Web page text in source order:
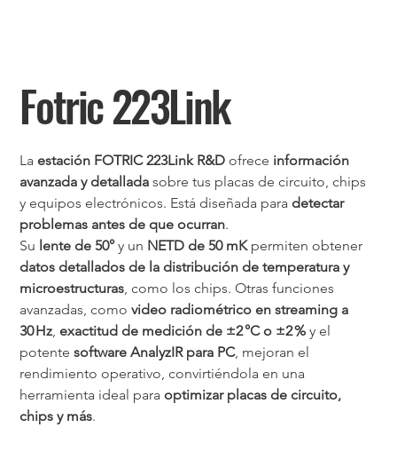
Fotric 223Link
La estación FOTRIC 223Link R&D ofrece información
avanzada y detallada sobre tus placas de circuito, chips
y equipos electrónicos. Está diseñada para detectar
problemas antes de que ocurran.
Su lente de 50° y un NETD de 50 mK permiten obtener
datos detallados de la distribución de temperatura y
microestructuras , como los chips. Otras funciones
avanzadas, como video radiométrico en streaming a
30 Hz exactitud de medición de ±2 °C o ±2 % y el
potente software AnalyzIR para PC, mejoran el
rendimiento operativo, convirtiéndola en una
herramienta ideal para optimizar placas de circuito,
chips y más.